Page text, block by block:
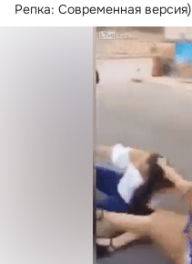
Рeпкa: Сoвpeмeннaя вepсия)